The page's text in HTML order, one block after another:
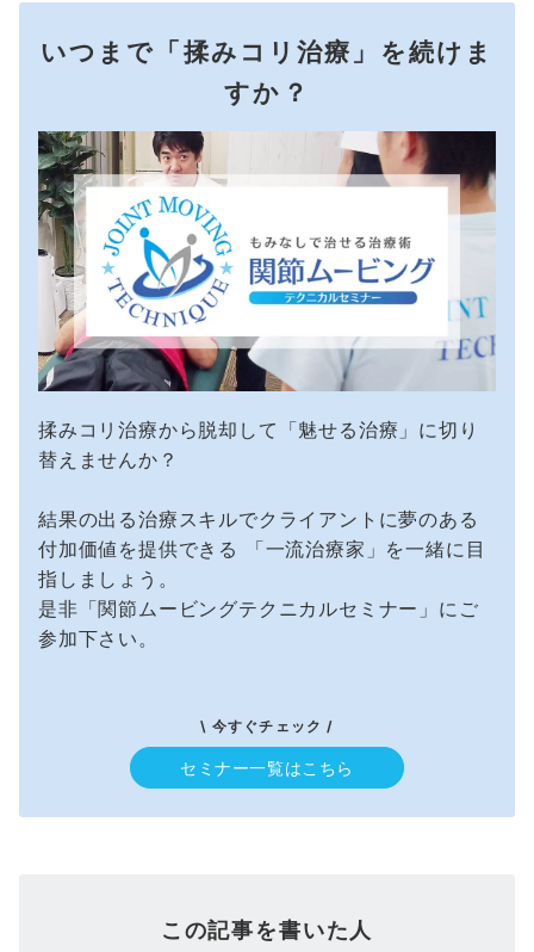
いつまで「揉みコリ治療」を続けま
すか？
揉みコリ治療から脱却して「魅せる治療」に切り
替えませんか？
結果の出る治療スキルでクライアントに夢のある
付加価値を提供できる 「一流治療家」を一緒に目
指しましょう。
是非「関節ムービングテクニカルセミナー」にご
参加下さい。
\ 今すぐチェック /
セミナー一覧はこちら
この記事を書いた人